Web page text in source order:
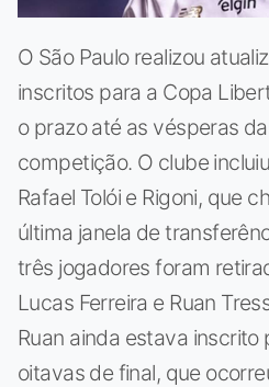
O São Paulo realizou
inscritos para a Copa
o prazo até as vésperas
competição. O clube
Rafael Tolói e Rigoni, que
última janela de
três jogadores foram
Lucas Ferreira e Ruan
Ruan ainda estava inscrito
oitavas de final, que